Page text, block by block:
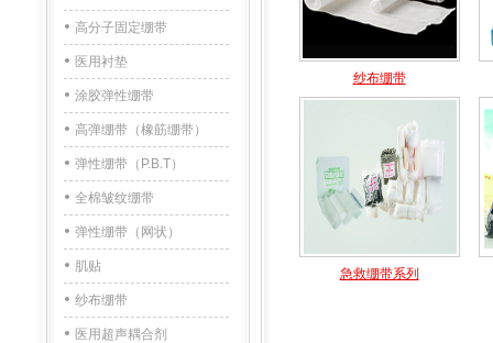
高分子固定绷带
医用衬垫
涂胶弹性绷带
高弹绷带（橡筋绷带）
弹性绷带（P.B.T）
全棉皱纹绷带
弹性绷带（网状）
肌贴
纱布绷带
医用超声耦合剂
纱布绷带
急救绷带系列